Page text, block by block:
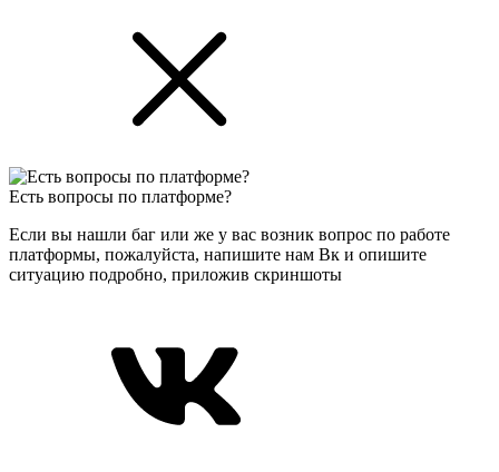
Есть вопросы по платформе?
Если вы нашли баг или же у вас возник вопрос по работе
платформы, пожалуйста, напишите нам Вк и опишите
ситуацию подробно, приложив скриншоты